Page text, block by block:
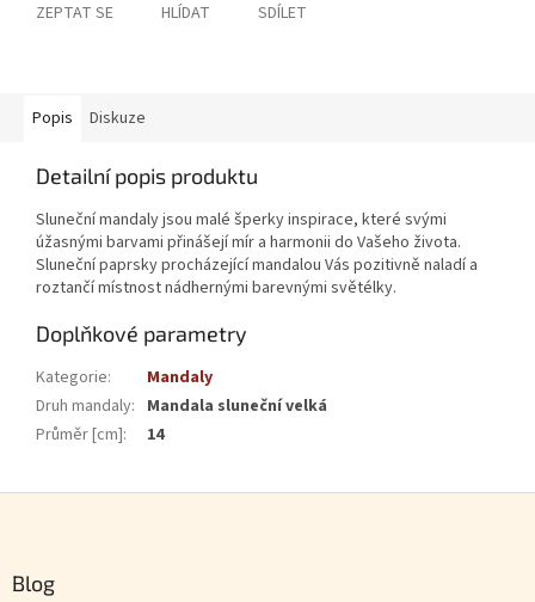
ZEPTAT SE HLÍDAT SDÍLET
Popis Diskuze
Detailní popis produktu
Sluneční mandaly jsou malé šperky inspirace, které svými
úžasnými barvami přinášejí mír a harmonii do Vašeho života.
Sluneční paprsky procházející mandalou Vás pozitivně naladí a
roztančí místnost nádhernými barevnými světélky.
Doplňkové parametry
Kategorie:
Mandaly
Druh mandaly: Mandala sluneční velká
Průměr [cm]: 14
Blog